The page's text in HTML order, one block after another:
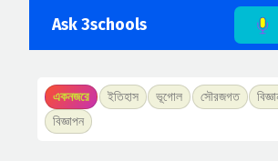
Ask 3schools
একনজরে ইতিহাস ভূগোল সৌরজগত
বিজ্ঞাপন